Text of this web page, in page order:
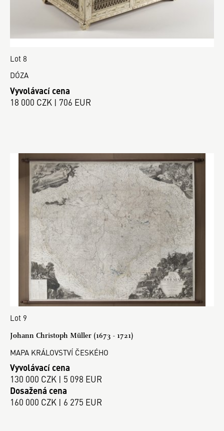
Lot 8
DÓZA
Vyvolávací cena
18 000 CZK | 706 EUR
Lot 9
Johann Christoph Müller (1673 - 1721)
MAPA KRÁLOVSTVÍ ČESKÉHO
Vyvolávací cena
130 000 CZK | 5 098 EUR
Dosažená cena
160 000 CZK | 6 275 EUR